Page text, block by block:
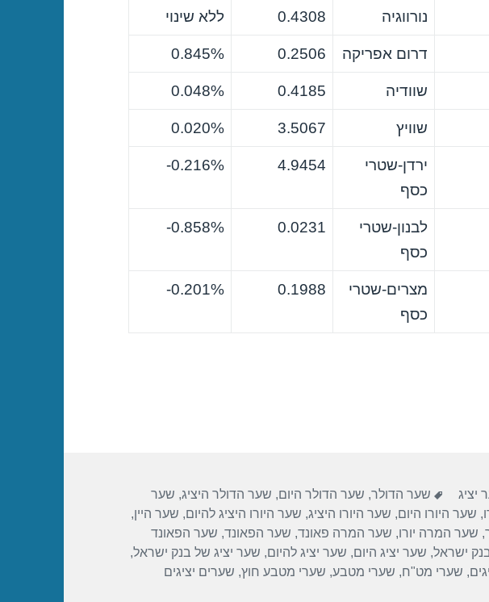
נורווגיה 0.4308 ללא שינוי
דרום אפריקה 0.2506
0.845%
שוודיה 0.4185
0.048%
שוויץ 3.5067
0.020%
ירדן-שטרי
כסף
4.9454
0.216%-
לבנון-שטרי
כסף
0.0231
0.858%-
מצרים-שטרי
כסף
0.1988
0.201%-
יציג תגיות
שער הדולר, שער הדולר היום, שער הדולר היציג, שער
, שער היורו היום, שער היורו היציג, שער היורו היציג להיום, שער היין,
, שער המרה יורו, שער המרה פאונד, שער הפאונד, שער הפאונד
ישראל, שער יציג היום, שער יציג להיום, שער יציג של בנק ישראל,
, שערי מט"ח, שערי מטבע, שערי מטבע חוץ, שערים יציגים